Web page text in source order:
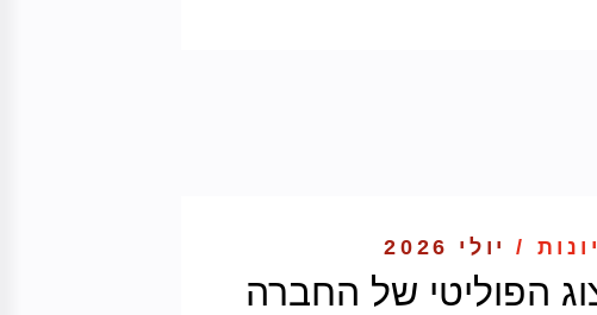
/ יולי 2026
הפוליטי של החברה